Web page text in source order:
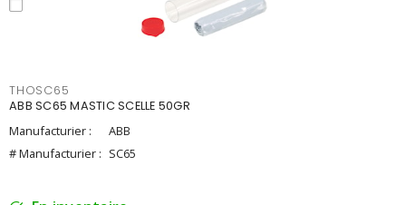
THOSC65
ABB SC65 MASTIC SCELLE 50GR
Manufacturier :
ABB
# Manufacturier : SC65